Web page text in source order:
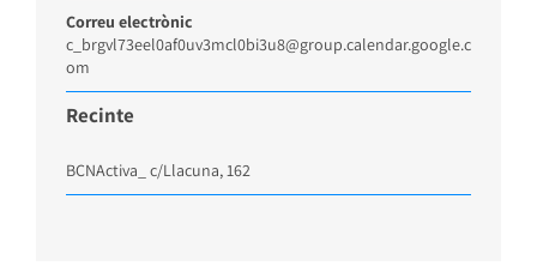
Recinte
BCNActiva_ c/Llacuna, 162
Correu electrònic
c_brgvl73eel0af0uv3mcl0bi3u8@group.calendar.google.c
om